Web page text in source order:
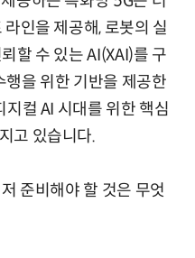
인을 제공해, 로봇의 실
할 수 있는 AI(XAI)를 구
행을 위한 기반을 제공한
컬 AI 시대를 위한 핵심
고 있습니다.
준비해야 할 것은 무엇